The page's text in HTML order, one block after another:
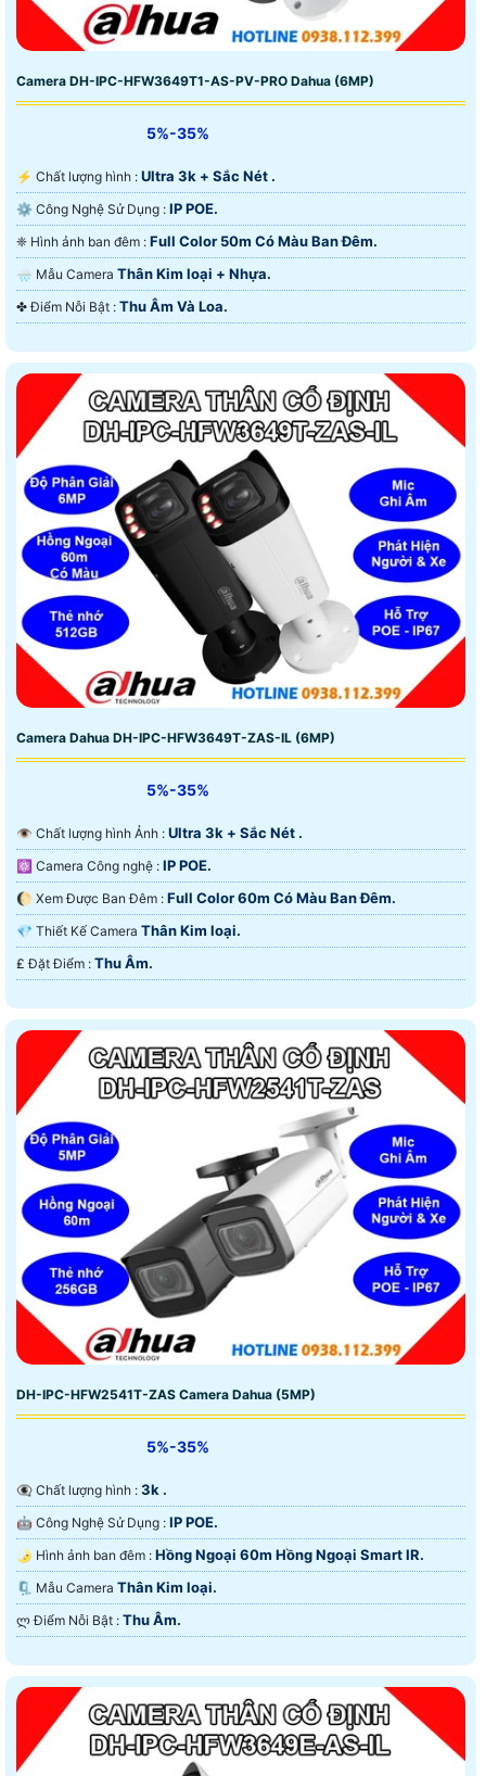
Camera DH-IPC-HFW3649T1-AS-PV-PRO Dahua (6MP)
5%-35%
️⚡ Chất lượng hình : Ultra 3k + Sắc Nét .
⚙ Công Nghệ Sử Dụng : IP POE.
❈ Hình ảnh ban đêm : Full Color 50m Có Màu Ban Ðêm.
🌧️ Mẫu Camera Thân Kim loại + Nhựa.
️✤ Điểm Nỗi Bật : Thu Âm Và Loa.
Camera Dahua DH-IPC-HFW3649T-ZAS-IL (6MP)
5%-35%
👁 Chất lượng hình Ảnh : Ultra 3k + Sắc Nét .
⚛️ Camera Công nghệ : IP POE.
🌔 Xem Được Ban Đêm : Full Color 60m Có Màu Ban Ðêm.
💎 Thiết Kế Camera Thân Kim loại.
️₤ Đặt Điểm : Thu Âm.
DH-IPC-HFW2541T-ZAS Camera Dahua (5MP)
5%-35%
👁️‍🗨 Chất lượng hình : 3k .
🤖️ Công Nghệ Sử Dụng : IP POE.
🌛 Hình ảnh ban đêm : Hồng Ngoại 60m Hồng Ngoại Smart IR.
🗜️ Mẫu Camera Thân Kim loại.
️ლ Điểm Nỗi Bật : Thu Âm.